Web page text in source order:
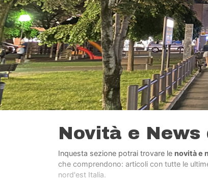
Novità e News
Inquesta sezione potrai trovare le novità e
che comprendono: articoli con tutte le
nord'est Italia.